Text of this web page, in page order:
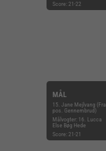
Score: 21-22
MÅL
15. Jane Mejlvang (Fra
pos. Gennembrud)
Målvogter: 16. Lucca
Else Bøg Hede
Score: 21-21